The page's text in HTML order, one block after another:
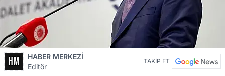
HABER MERKEZİ
Editör
TAKİP ET